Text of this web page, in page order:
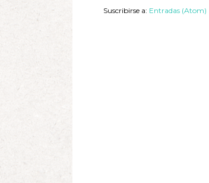
Suscribirse a: Entradas (Atom)